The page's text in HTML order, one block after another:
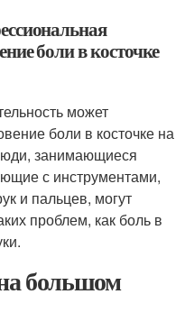
боли в косточке
может
боли в косточке на
занимающиеся
с инструментами,
и пальцев, могут
проблем, как боль в
большом